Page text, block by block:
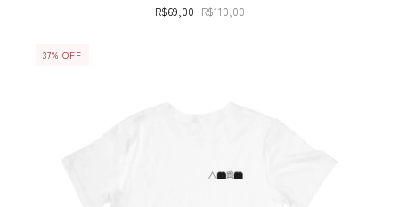
R$69,00 R$110,00
37% OFF